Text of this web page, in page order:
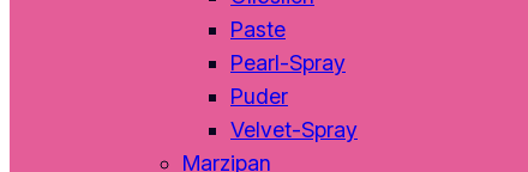
Paste
Pearl-Spray
Puder
Velvet-Spray
Marzipan